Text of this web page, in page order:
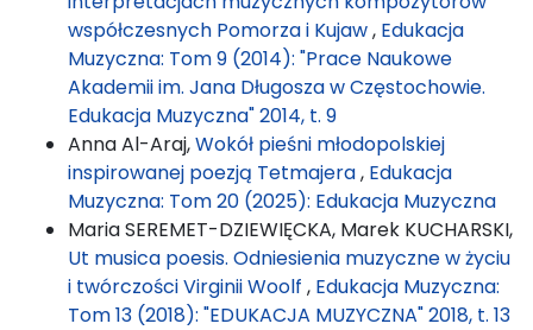
współczesnych Pomorza i Kujaw, Edukacja
Muzyczna: Tom 9 (2014): "Prace Naukowe
Akademii im. Jana Długosza w Częstochowie.
Edukacja Muzyczna" 2014, t. 9
Anna Al-Araj,Wokół pieśni młodopolskiej
inspirowanej poezją Tetmajera, Edukacja
Muzyczna: Tom 20 (2025): Edukacja Muzyczna
Maria SEREMET-DZIEWIĘCKA, Marek KUCHARSKI,
Ut musica poesis. Odniesienia muzyczne w życiu
i twórczości Virginii Woolf , Edukacja Muzyczna:
Tom 13 (2018): "EDUKACJA MUZYCZNA" 2018, t. 13